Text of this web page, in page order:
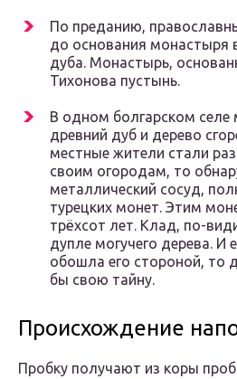
По преданию,
до основания монастыря
дуба. Монастырь,
Тихонова пустынь.
В одном болгарском селе
древний дуб и дерево
местные жители стали
своим огородам, то
металлический сосуд,
турецких монет. Этим
трёхсот лет. Клад, по-
дупле могучего дерева. И
обошла его стороной, то
бы свою тайну.
Происхождение
Пробку получают из коры